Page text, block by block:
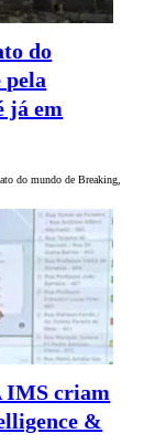
do
pela
já em
do mundo de Breaking,
IMS criam
&